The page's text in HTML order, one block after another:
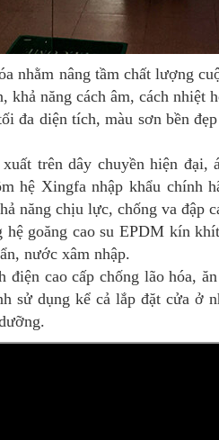
nhằm nâng tầm chất lượng
năng cách âm, cách nhiệt
đa diện tích, màu sơn bền
trên dây chuyền hiện đại,
hệ Xingfa nhập khẩu chính
năng chịu lực, chống va đập
goăng cao su EPDM kín
nước xâm nhập.
điện cao cấp chống lão hóa,
sử dụng kể cả lắp đặt cửa ở